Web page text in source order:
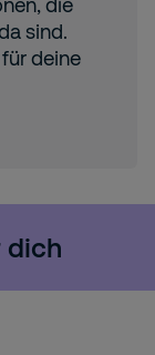
sind.
deine
dich